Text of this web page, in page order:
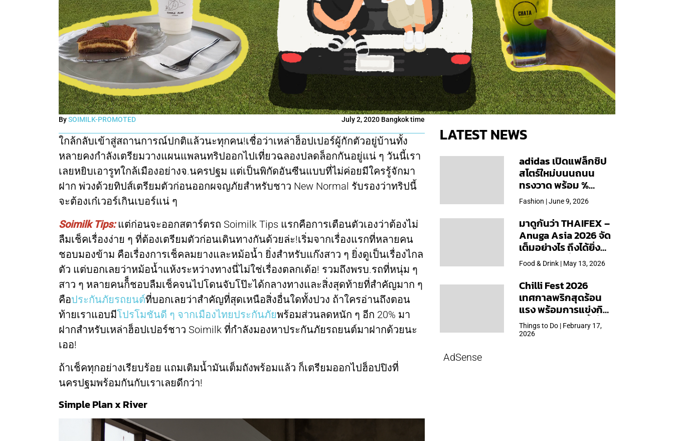
BySOIMILK-PROMOTED July 2, 2020 Bangkok time
ใกล้กลับเข้าสู่สถานการณ์ปกติแล้วนะทุกคน!เชื่อว่าเหล่าฮ็อปเปอร์ผู้กักตัวอยู่บ้านทั้ง
หลายคงกำลังเตรียมวางแผนแพลนทริปออกไปเที่ยวฉลองปลดล็อกกันอยู่แน่ ๆ วันนี้เรา
เลยหยิบเอารูทใกล้เมืองอย่างจ.นครปฐม แต่เป็นพิกัดอันซีนแบบที่ไม่ค่อยมีใครรู้จักมา
ฝาก พ่วงด้วยทิปส์เตรียมตัวก่อนออกผจญภัยสำหรับชาว New Normal รับรองว่าทริปนี้
จะต้องเก๋เวอร์เกินเบอร์แน่ ๆ
Soimilk Tips:แต่ก่อนจะออกสตาร์ตรถ Soimilk Tips แรกคือการเตือนตัวเองว่าต้องไม่
ลืมเช็คเรื่องง่าย ๆ ที่ต้องเตรียมตัวก่อนเดินทางกันด้วยล่ะ!เริ่มจากเรื่องแรกที่หลายคน
ชอบมองข้าม คือเรื่องการเช็คลมยางและหม้อน้ำ ยิ่งสำหรับแก๊งสาว ๆ ยิ่งดูเป็นเรื่องไกล
ตัว แต่บอกเลยว่าหม้อน้ำแห้งระหว่างทางนี่ไม่ใช่เรื่องตลกเด้อ! รวมถึงพรบ.รถที่หนุ่ม ๆ
สาว ๆ หลายคนก็็ชอบลืมเช็คจนไปโดนจับโป๊ะได้กลางทางและสิ่งสุดท้ายที่สำคัญมาก ๆ
คือประกันภัยรถยนต์ที่บอกเลยว่าสำคัญที่สุดเหนือสิ่งอื่นใดทั้งปวง ถ้าใครอ่านถึงตอน
ท้ายเราแอบมีโปรโมชันดี ๆ จากเมืองไทยประกันภัยพร้อมส่วนลดหนัก ๆ อีก 20% มา
ฝากสำหรับเหล่าฮ็อปเปอร์ชาว Soimilk ที่กำลังมองหาประกันภัยรถยนต์มาฝากด้วยนะ
เออ!
ถ้าเช็คทุกอย่างเรียบร้อย แถมเติมน้ำมันเต็มถังพร้อมแล้ว ก็เตรียมออกไปฮ็อปปิงที่
นครปฐมพร้อมกันกับเราเลยดีกว่า!
Simple Plan x River
LATEST NEWS
adidas เปิดแฟล็กชิป
สโตร์ใหม่บนนถนน
ทรงวาด พร้อม %
Arabica และคอลเลก
ชันพิเศษเฉพาะสาขา
Fashion | June 9, 2026
มาดูกันว่า THAIFEX –
Anuga Asia 2026 จัด
เต็มอย่างไร ถึงได้ยิ่ง
ใหญ่สุดเท่าที่เคยจัดมา
Food & Drink | May 13, 2026
Chilli Fest 2026
เทศกาลพริกสุดร้อน
แรง พร้อมการแข่งกิน
พริก จัด 28 มี.ค.นี้ ที่โรง
แรมคิมป์ตัน มาลัยฯ
Things to Do | February 17,
2026
AdSense